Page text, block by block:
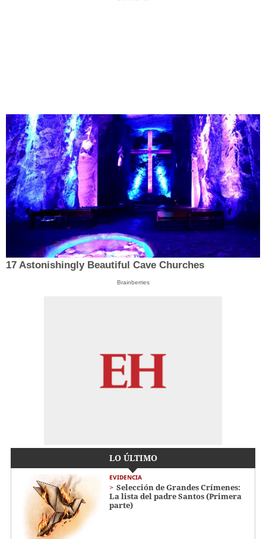
17 Astonishingly Beautiful Cave Churches
Brainberries
LO ÚLTIMO
EVIDENCIA
Selección de Grandes Crímenes:
La lista del padre Santos (Primera
parte)